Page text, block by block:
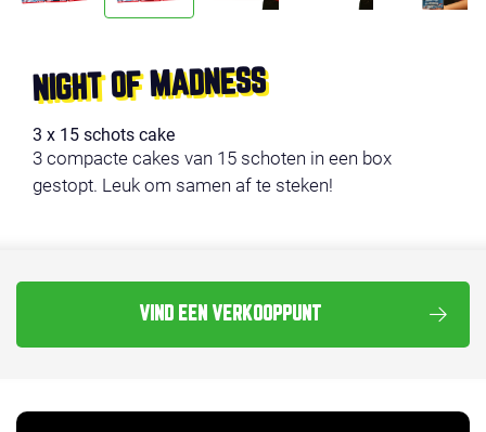
NIGHT OF MADNESS
3 x 15 schots cake
3 compacte cakes van 15 schoten in een box
gestopt. Leuk om samen af te steken!
VIND EEN VERKOOPPUNT